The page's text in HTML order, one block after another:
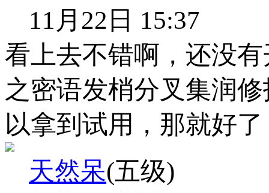
11月22日 15:37
看上去不错啊，还没
之密语发梢分叉集润
以拿到试用，那就好
天然呆(五级)